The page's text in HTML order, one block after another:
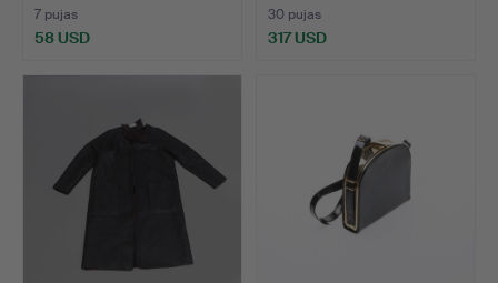
7 pujas
58 USD
30 pujas
317 USD